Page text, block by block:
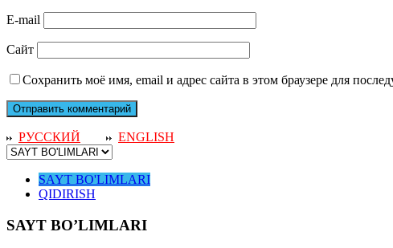
E-mail
Сайт
Сохранить моё имя, email и адрес сайта в этом браузере для
РУССКИЙ ENGLISH
SAYT BO'LIMLARI
QIDIRISH
SAYT BO’LIMLARI